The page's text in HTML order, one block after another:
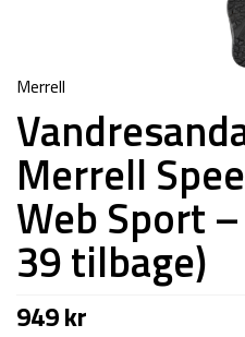
Merrell
Merrell
Web Sport
39 tilbage)
949kr